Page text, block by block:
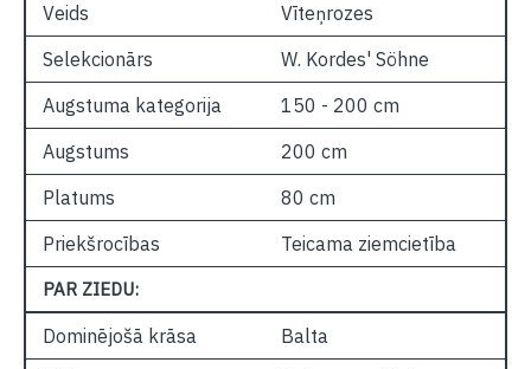
Veids
Vīteņrozes
Selekcionārs
W. Kordes' Söhne
Augstuma kategorija
150 - 200 cm
Augstums
200 cm
Platums
80 cm
Priekšrocības
Teicama ziemcietība
PAR ZIEDU:
Dominējošā krāsa
Balta